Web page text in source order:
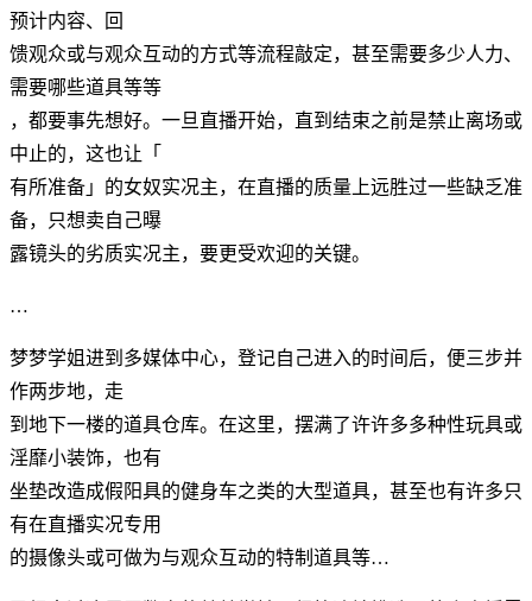
预计内容、回
馈观众或与观众互动的方式等流程敲定，甚至需要多少人力、
需要哪些道具等等
，都要事先想好。一旦直播开始，直到结束之前是禁止离场或
中止的，这也让「
有所准备」的女奴实况主，在直播的质量上远胜过一些缺乏准
备，只想卖自己曝
露镜头的劣质实况主，要更受欢迎的关键。
…
梦梦学姐进到多媒体中心，登记自己进入的时间后，便三步并
作两步地，走
到地下一楼的道具仓库。在这里，摆满了许许多多种性玩具或
淫靡小装饰，也有
坐垫改造成假阳具的健身车之类的大型道具，甚至也有许多只
有在直播实况专用
的摄像头或可做为与观众互动的特制道具等…